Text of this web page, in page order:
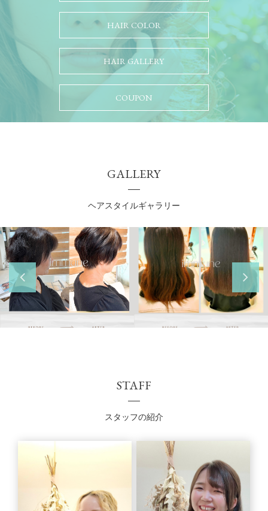
HAIR COLOR
HAIR GALLERY
COUPON
GALLERY
ヘアスタイルギャラリー
STAFF
スタッフの紹介